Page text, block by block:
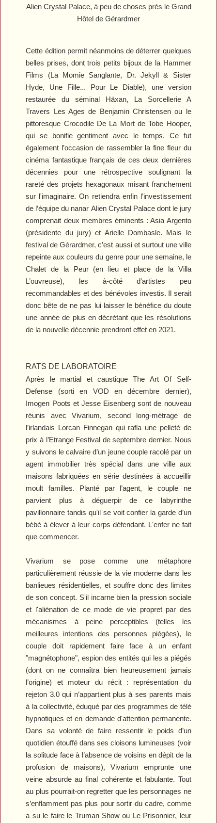
Alien Crystal Palace, à peu de choses près le Grand
Hôtel de Gérardmer
Cette édition permit néanmoins de déterrer quelques
belles prises, dont trois petits bijoux de la Hammer
Films (La Momie Sanglante, Dr. Jekyll & Sister
Hyde, Une Fille... Pour Le Diable), une version
restaurée du séminal Häxan, La Sorcellerie A
Travers Les Ages de Benjamin Christensen ou le
pittoresque Crocodile De La Mortde Tobe Hooper,
qui se bonifie gentiment avec le temps. Ce fut
également l’occasion de rassembler la fine fleur du
cinéma fantastique français de ces deux dernières
décennies pour une rétrospective soulignant la
rareté des projets hexagonaux misant franchement
sur l'imaginaire. On retiendra enfin l’investissement
de l’équipe du nanar Alien Crystal Palacedont le jury
comprenait deux membres éminents : Asia Argento
(présidente du jury) et Arielle Dombasle. Mais le
festival de Gérardmer, c’est aussi et surtout une ville
repeinte aux couleurs du genre pour une semaine, le
Chalet de la Peur (en lieu et place de la Villa
L’ouvreuse), les à-côté d’artistes peu
recommandables et des bénévoles investis. Il serait
donc bête de ne pas lui laisser le bénéfice du doute
une année de plus en décrétant que les résolutions
de la nouvelle décennie prendront effet en 2021.
RATS DE LABORATOIRE
Après le martial et caustiqueThe Art Of Self-
Defense (sorti en VOD en décembre dernier),
Imogen Poots et Jesse Eisenberg sont de nouveau
réunis avecVivarium, second long-métrage de
l’irlandais Lorcan Finnegan qui rafla une pelleté de
prix à l’Etrange Festival de septembre dernier. Nous
y suivons le calvaire d’un jeune couple racolé par un
agent immobilier très spécial dans une ville aux
maisons fabriquées en série destinées à accueillir
moult familles. Planté par l’agent, le couple ne
parvient plus à déguerpir de ce labyrinthe
pavillonnaire tandis qu'il se voit confier la garde d’un
bébé à élever à leur corps défendant. L'enfer ne fait
que commencer.
Vivarium se pose comme une métaphore
particulièrement réussie de la vie moderne dans les
banlieues résidentielles, et souffre donc des limites
de son concept. S'il incarne bien la pression sociale
et l'aliénation de ce mode de vie propret par des
mécanismes à peine perceptibles (telles les
meilleures intentions des personnes piégées), le
couple doit rapidement faire face à un enfant
"magnétophone", espion des entités qui les a piégés
(dont on ne connaîtra bien heureusement jamais
l’origine) et moteur du récit : représentation du
rejeton 3.0 qui n’appartient plus à ses parents mais
à la collectivité, éduqué par des programmes de télé
hypnotiques et en demande d'attention permanente.
Dans sa volonté de faire ressentir le poids d’un
quotidien étouffé dans ses cloisons lumineuses (voir
la solitude face à l’absence de voisins en dépit de la
profusion de maisons), Vivarium emprunte une
veine absurde au final cohérente et fabulante. Tout
au plus pourrait-on regretter que les personnages ne
s’enflamment pas plus pour sortir du cadre, comme
a su le faire le Truman Showou Le Prisonnier, leur